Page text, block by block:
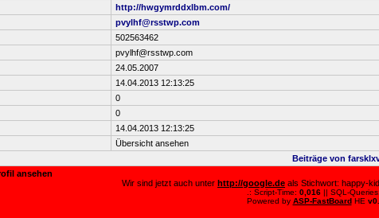
http://hwgymrddxlbm.com/
pvylhf@rsstwp.com
502563462
pvylhf@rsstwp.com
24.05.2007
14.04.2013 12:13:25
0
0
14.04.2013 12:13:25
Übersicht ansehen
Beiträge von
ansehen
Wir sind jetzt auch unter http://google.de als Stichwort: happy-
.: Script-Time: 0,016 || SQL-Queries:
Powered by ASP-FastBoardHE